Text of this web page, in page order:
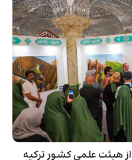
هیئت علمی کشور ترکیه